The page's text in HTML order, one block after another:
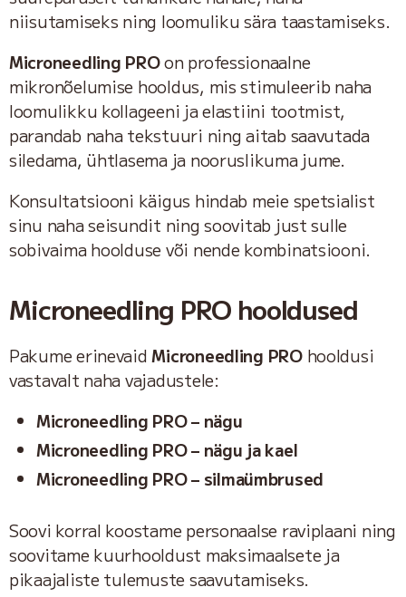
niisutamiseks ning loomuliku sära taastamiseks.
Microneedling PROon professionaalne
mikronõelumise hooldus, mis stimuleerib naha
loomulikku kollageeni ja elastiini tootmist,
parandab naha tekstuuri ning aitab saavutada
siledama, ühtlasema ja nooruslikuma jume.
Konsultatsiooni käigus hindab meie spetsialist
sinu naha seisundit ning soovitab just sulle
sobivaima hoolduse või nende kombinatsiooni.
Microneedling PRO hooldused
Pakume erinevaidMicroneedling PROhooldusi
vastavalt naha vajadustele:
Microneedling PRO – nägu
Microneedling PRO – nägu ja kael
Microneedling PRO – silmaümbrused
Soovi korral koostame personaalse raviplaani ning
soovitame kuurhooldust maksimaalsete ja
pikaajaliste tulemuste saavutamiseks.